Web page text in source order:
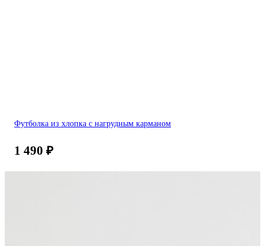
Футболка из хлопка с нагрудным карманом
1 490 ₽